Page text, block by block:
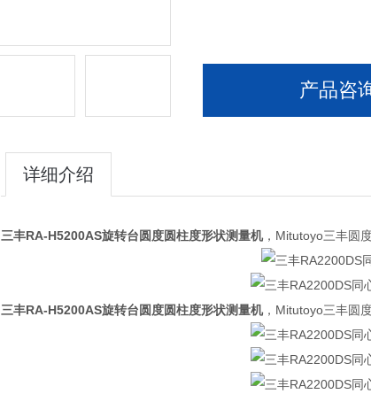
产品咨
详细介绍
三丰RA-H5200AS旋转台圆度圆柱度形状测量机，Mitutoyo三丰圆
三丰RA-H5200AS旋转台圆度圆柱度形状测量机，Mitutoyo三丰圆